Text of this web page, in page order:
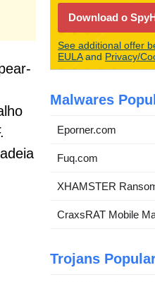
Download o
See additional offer
EULAand Privacy/
Malwares
Eporner.com
Fuq.com
XHAMSTER
CraxsRAT Mobile
Trojans